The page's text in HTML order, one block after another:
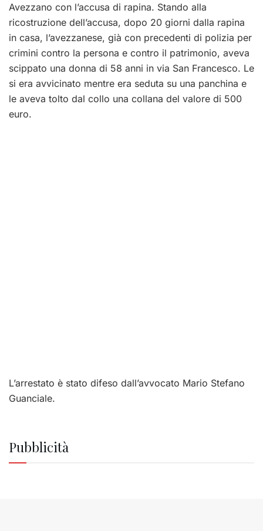
Avezzano con l’accusa di rapina. Stando alla
ricostruzione dell’accusa, dopo 20 giorni dalla rapina
in casa, l’avezzanese, già con precedenti di polizia per
crimini contro la persona e contro il patrimonio, aveva
scippato una donna di 58 anni in via San Francesco. Le
si era avvicinato mentre era seduta su una panchina e
le aveva tolto dal collo una collana del valore di 500
euro.
L’arrestato è stato difeso dall’avvocato Mario Stefano
Guanciale.
Pubblicità